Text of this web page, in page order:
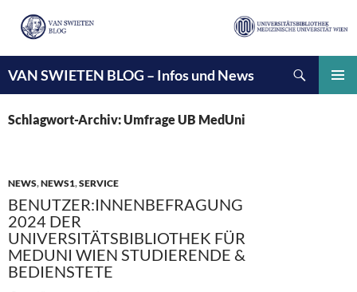
VAN SWIETEN BLOG – Infos und News
INHALT
SPRINGEN
Schlagwort-Archiv: Umfrage UB MedUni
NEWS,NEWS1,SERVICE
BENUTZER:INNENBEFRAGUNG
2024 DER
UNIVERSITÄTSBIBLIOTHEK FÜR
MEDUNI WIEN STUDIERENDE &
BEDIENSTETE